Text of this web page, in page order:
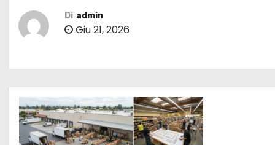
Di admin
Giu 21, 2026